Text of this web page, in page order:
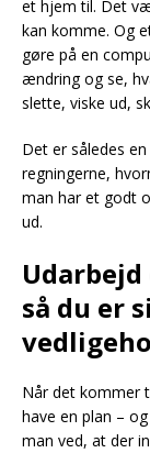
et hjem til. Det
kan komme. Og
gøre på en
ændring og se,
slette, viske ud,
Det er således
regningerne,
man har et godt
ud.
så du er
Når det kommer
have en plan –
man ved, at der